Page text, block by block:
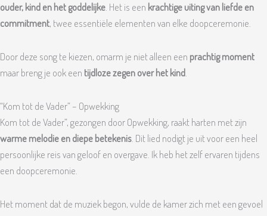
ouder, kind en het goddelijke. Het is een krachtige uiting van liefde en
commitment, twee essentiële elementen van elke doopceremonie.
Door deze song te kiezen, omarm je niet alleen een prachtig moment
maar breng je ook een tijdloze zegen over het kind
“Kom tot de Vader” – Opwekking
Kom tot de Vader”, gezongen door Opwekking, raakt harten met zijn
warme melodie en diepe betekenis . Dit lied nodigt je uit voor een heel
persoonlijke reis van geloof en overgave. Ik heb het zelf ervaren tijdens
een doopceremonie.
Het moment dat de muziek begon, vulde de kamer zich met een gevoel